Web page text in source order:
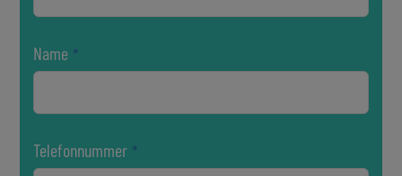
Name *
Telefonnummer *